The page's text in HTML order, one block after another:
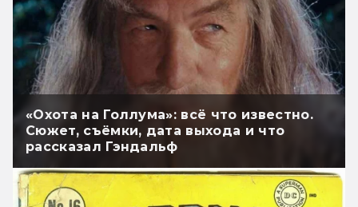
«Охота на Голлума»: всё что известно.
Сюжет, съёмки, дата выхода и что
рассказал Гэндальф